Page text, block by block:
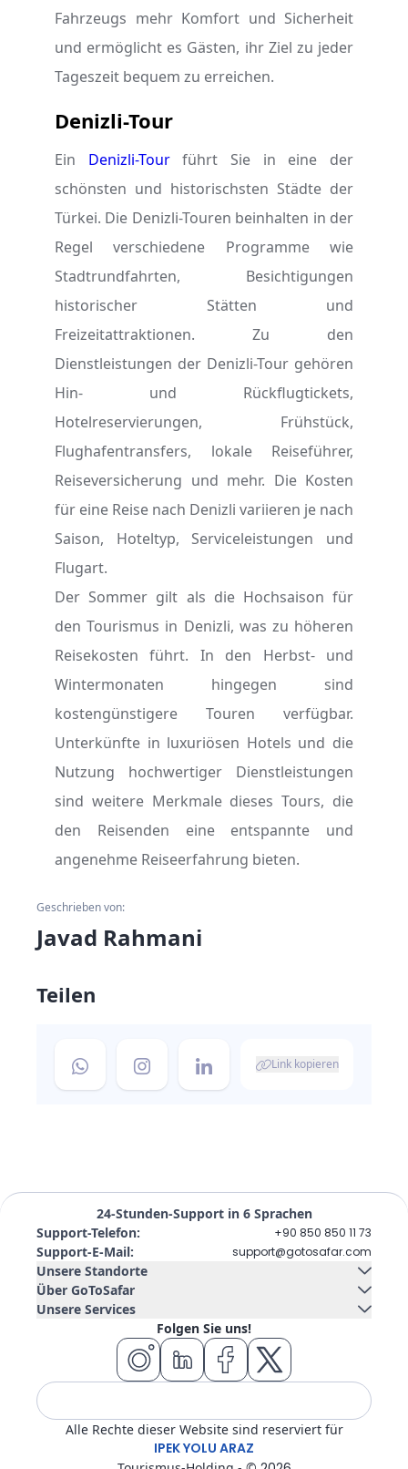
Fahrzeugs mehr Komfort und Sicherheit
und ermöglicht es Gästen, ihr Ziel zu jeder
Tageszeit bequem zu erreichen.
Denizli-Tour
Ein Denizli-Tourführt Sie in eine der
schönsten und historischsten Städte der
Türkei. Die Denizli-Touren beinhalten in der
Regel verschiedene Programme wie
Stadtrundfahrten, Besichtigungen
historischer Stätten und
Freizeitattraktionen. Zu den
Dienstleistungen der Denizli-Tour gehören
Hin- und Rückflugtickets,
Hotelreservierungen, Frühstück,
Flughafentransfers, lokale Reiseführer,
Reiseversicherung und mehr. Die Kosten
für eine Reise nach Denizli variieren je nach
Saison, Hoteltyp, Serviceleistungen und
Flugart.
Der Sommer gilt als die Hochsaison für
den Tourismus in Denizli, was zu höheren
Reisekosten führt. In den Herbst- und
Wintermonaten hingegen sind
kostengünstigere Touren verfügbar.
Unterkünfte in luxuriösen Hotels und die
Nutzung hochwertiger Dienstleistungen
sind weitere Merkmale dieses Tours, die
den Reisenden eine entspannte und
angenehme Reiseerfahrung bieten.
Geschrieben von:
Javad Rahmani
Teilen
Link kopieren
24-Stunden-Support in 6 Sprachen
Support-Telefon: +90 850 850 11 73
Support-E-Mail: support@gotosafar.com
Unsere Standorte
Izmir, Türkei
Güney Mah. Gaziler Cad. No:292 Tempo Iş Merkezi Kat:5 İç
Kapı 504 Konak / İzmir
Über GoToSafar
Kontaktieren Sie uns
Über uns
FAQ
Unsere Services
Autovermietung
Kreuzfahrtschiff
Flugticket
Hotel
Visum
Folgen Sie uns!
Alle Rechte dieser Website sind reserviert für
IPEK YOLU ARAZ